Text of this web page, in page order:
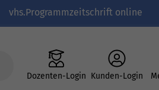
vhs.Programmzeitschrift online
Dozenten-Login Kunden-Login